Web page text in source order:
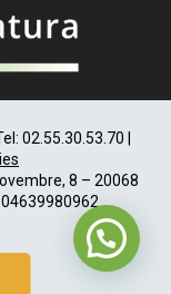
02.55.30.53.70 |
8 – 20068
04639980962